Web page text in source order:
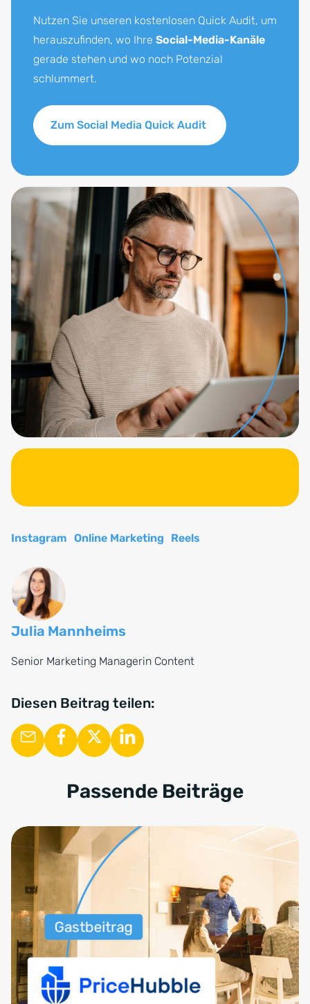
Nutzen Sie unseren kostenlosen Quick Audit, um
herauszufinden, wo Ihre Social-Media-Kanäle
gerade stehen und wo noch Potenzial
schlummert.
Zum Social Media Quick Audit
Instagram Online Marketing Reels
Julia Mannheims
Senior Marketing Managerin Content
Diesen Beitrag teilen:
Passende Beiträge